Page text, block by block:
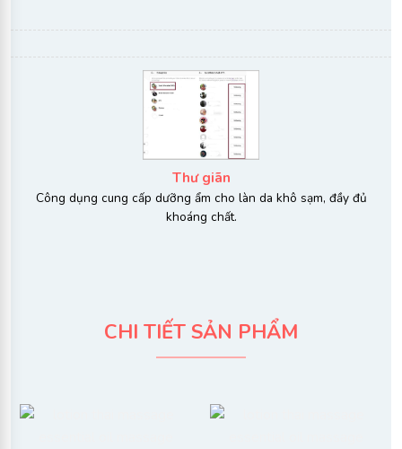
Thư giãn
Công dụng cung cấp dưỡng ẩm cho làn da khô sạm, đầy đủ
khoáng chất.
CHI TIẾT SẢN PHẨM​